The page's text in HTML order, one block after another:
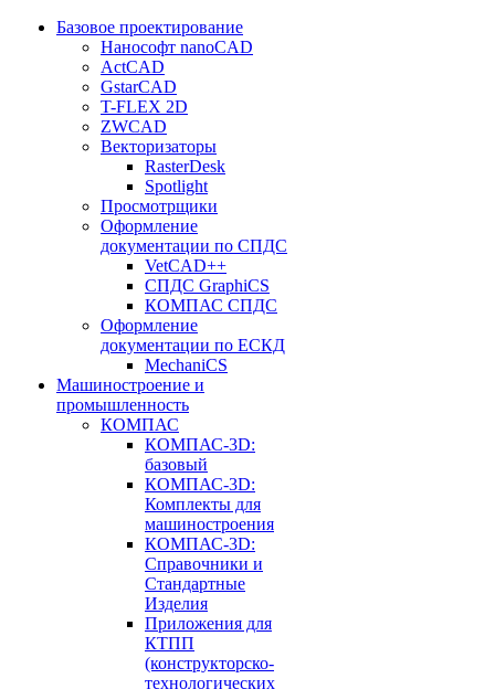
Базовое проектирование
Нанософт nanoCAD
ActCAD
GstarCAD
T-FLEX 2D
ZWCAD
Векторизаторы
RasterDesk
Spotlight
Просмотрщики
Оформление
документации по СПДС
VetCAD++
СПДС GraphiCS
КОМПАС СПДС
Оформление
документации по ЕСКД
MechaniCS
Машиностроение и
промышленность
КОМПАС
КОМПАС-3D:
базовый
КОМПАС-3D:
Комплекты для
машиностроения
КОМПАС-3D:
Справочники и
Стандартные
Изделия
Приложения для
КТПП
(конструкторско-
технологических